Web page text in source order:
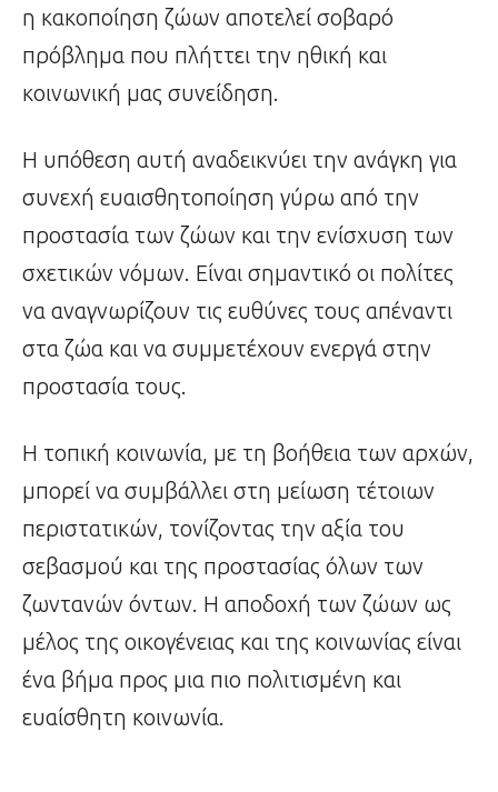
η κακοποίηση ζώων αποτελεί σοβαρό
πρόβλημα που πλήττει την ηθική και
κοινωνική μας συνείδηση.
Η υπόθεση αυτή αναδεικνύει την ανάγκη για
συνεχή ευαισθητοποίηση γύρω από την
προστασία των ζώων και την ενίσχυση των
σχετικών νόμων. Είναι σημαντικό οι πολίτες
να αναγνωρίζουν τις ευθύνες τους απέναντι
στα ζώα και να συμμετέχουν ενεργά στην
προστασία τους.
Η τοπική κοινωνία, με τη βοήθεια των αρχών,
μπορεί να συμβάλλει στη μείωση τέτοιων
περιστατικών, τονίζοντας την αξία του
σεβασμού και της προστασίας όλων των
ζωντανών όντων. Η αποδοχή των ζώων ως
μέλος της οικογένειας και της κοινωνίας είναι
ένα βήμα προς μια πιο πολιτισμένη και
ευαίσθητη κοινωνία.